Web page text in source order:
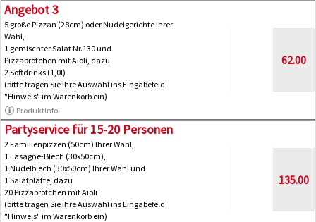
Angebot 3
5 große Pizzan (28cm) oder Nudelgerichte Ihrer
Wahl,
1 gemischter Salat Nr.130 und
Pizzabrötchen mit Aioli, dazu
2 Softdrinks (1,0l)
(bitte tragen Sie Ihre Auswahl ins Eingabefeld
"Hinweis" im Warenkorb ein)
Produktinfo
62.00
Partyservice für 15-20 Personen
2 Familienpizzen (50cm) Ihrer Wahl,
1 Lasagne-Blech (30x50cm),
1 Nudelblech (30x50cm) Ihrer Wahl und
1 Salatplatte, dazu
20 Pizzabrötchen mit Aioli
(bitte tragen Sie Ihre Auswahl ins Eingabefeld
"Hinweis" im Warenkorb ein)
135.00